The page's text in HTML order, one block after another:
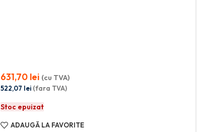
631,70 lei (cu TVA)
522,07 lei (fara TVA)
Stoc epuizat
ADAUGĂ LA FAVORITE